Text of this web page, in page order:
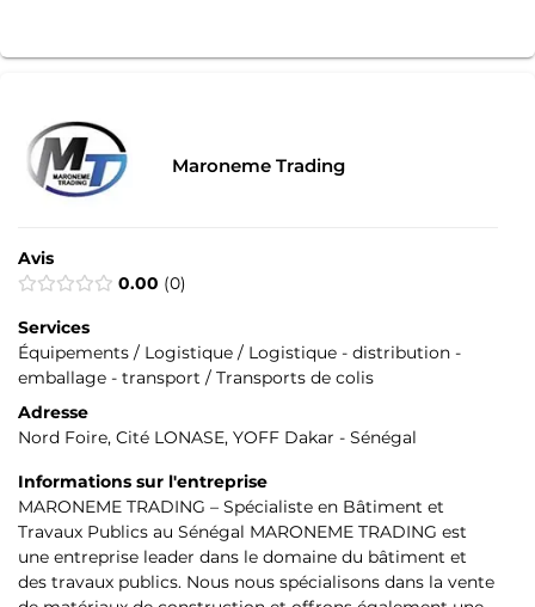
Maroneme Trading
Avis
0.00 0
Services
Équipements / Logistique / Logistique - distribution -
emballage - transport / Transports de colis
Adresse
Nord Foire, Cité LONASE, YOFF Dakar - Sénégal
Informations sur l'entreprise
MARONEME TRADING – Spécialiste en Bâtiment et
Travaux Publics au Sénégal MARONEME TRADING est
une entreprise leader dans le domaine du bâtiment et
des travaux publics. Nous nous spécialisons dans la vente